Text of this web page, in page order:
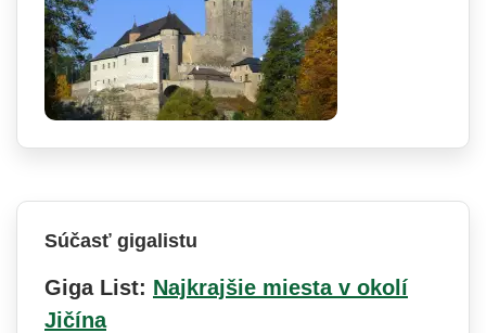
Súčasť gigalistu
Giga List: Najkrajšie miesta v okolí
Jičína